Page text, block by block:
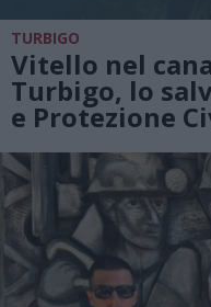
TURBIGO
Vitello nel
Turbigo, lo
e Protezione